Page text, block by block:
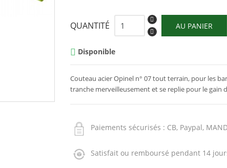
QUANTITÉ AU PANIER
 Disponible
Couteau acier Opinel n° 07 tout terrain, pour les
tranche merveilleusement et se replie pour le gain
Paiements sécurisés : CB, Paypal,
Satisfait ou remboursé pendant 14